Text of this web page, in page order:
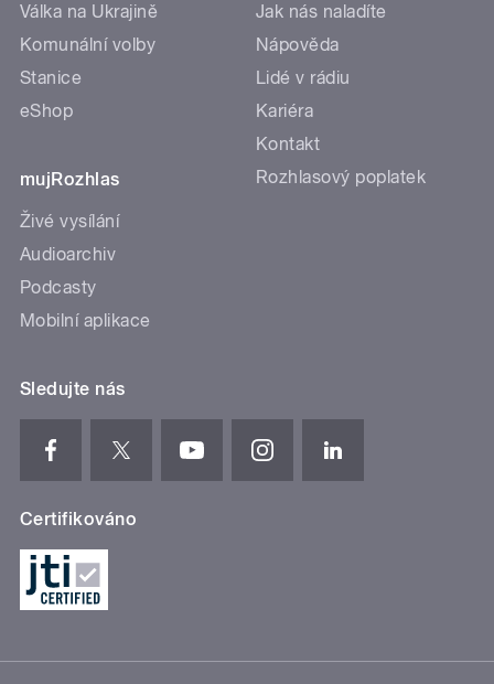
Válka na Ukrajině
Komunální volby
Stanice
eShop
mujRozhlas
Živé vysílání
Audioarchiv
Podcasty
Mobilní aplikace
Jak nás naladíte
Nápověda
Lidé v rádiu
Kariéra
Kontakt
Rozhlasový poplatek
Sledujte nás
Certifikováno